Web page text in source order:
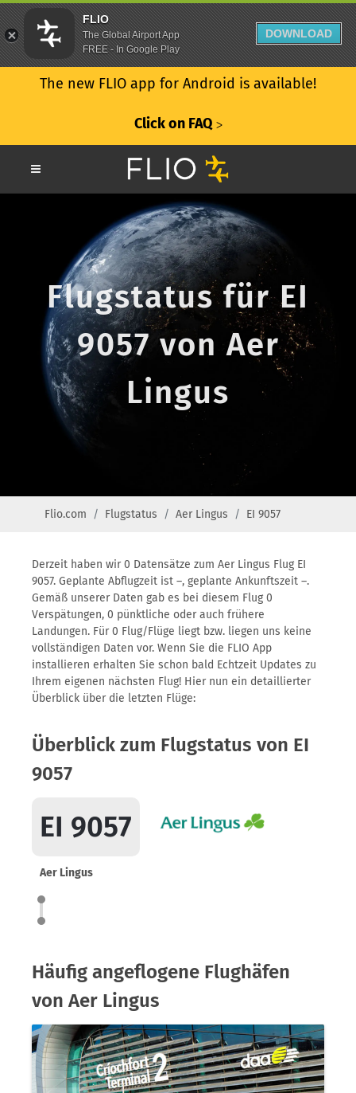
The new FLIO app for Android is available!
Click on FAQ ᐳ
Flugstatus für EI
9057 von Aer
Lingus
Flio.com Flugstatus Aer Lingus EI 9057
Derzeit haben wir 0 Datensätze zum Aer Lingus Flug EI
9057. Geplante Abflugzeit ist –, geplante Ankunftszeit –.
Gemäß unserer Daten gab es bei diesem Flug 0
Verspätungen, 0 pünktliche oder auch frühere
Landungen. Für 0 Flug/Flüge liegt bzw. liegen uns keine
vollständigen Daten vor. Wenn Sie die FLIO App
installieren erhalten Sie schon bald Echtzeit Updates zu
Ihrem eigenen nächsten Flug! Hier nun ein detaillierter
Überblick über die letzten Flüge:
Überblick zum Flugstatus von EI
9057
EI 9057
Aer Lingus
Häufig angeflogene Flughäfen
von Aer Lingus
FLIO
The Global Airport App
FREE - In Google Play
DOWNLOAD